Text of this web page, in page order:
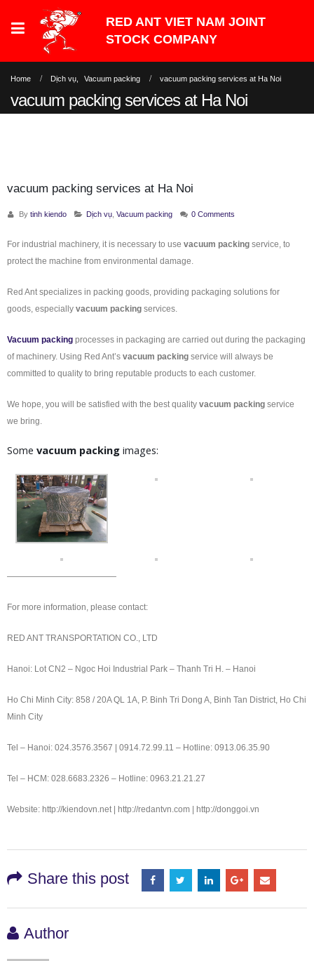
Home Dịch vụ Vacuum packing vacuum packing services at Ha Noi
vacuum packing services at Ha Noi
vacuum packing services at Ha Noi
By tinh kiendo Dịch vụ, Vacuum packing 0 Comments
For industrial machinery, it is necessary to use vacuum packing service, to
protect the machine from environmental damage.
Red Ant specializes in packing goods, providing packaging solutions for
goods, especially vacuum packing services.
Vacuum packing processes in packaging are carried out during the packaging
of machinery. Using Red Ant’s vacuum packing service will always be
committed to quality to bring reputable products to each customer.
We hope, you will be satisfied with the best quality vacuum packing service
we bring.
Some vacuum packing images:
—————————————
For more information, please contact:
RED ANT TRANSPORTATION CO., LTD
Hanoi: Lot CN2 – Ngoc Hoi Industrial Park – Thanh Tri H. – Hanoi
Ho Chi Minh City: 858 / 20A QL 1A, P. Binh Tri Dong A, Binh Tan District, Ho Chi
Minh City
Tel – Hanoi: 024.3576.3567 | 0914.72.99.11 – Hotline: 0913.06.35.90
Tel – HCM: 028.6683.2326 – Hotline: 0963.21.21.27
Website: http://kiendovn.net | http://redantvn.com | http://donggoi.vn
Share this post
Author